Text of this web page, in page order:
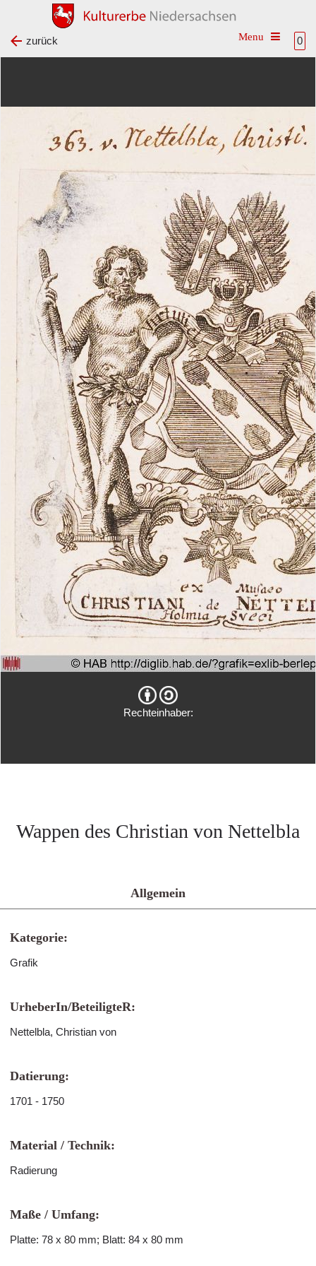
0
Toggle
zurück
Rechteinhaber:
Wappen des Christian von Nettelbla
Allgemein
Kategorie:
Grafik
UrheberIn/BeteiligteR:
Nettelbla, Christian von
Datierung:
1701 - 1750
Material / Technik:
Radierung
Maße / Umfang:
Platte: 78 x 80 mm; Blatt: 84 x 80 mm